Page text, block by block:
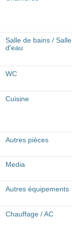
Salle de bains / Salle
d'eau
WC
Cuisine
Autres pièces
Media
Autres équipements
Chauffage / AC